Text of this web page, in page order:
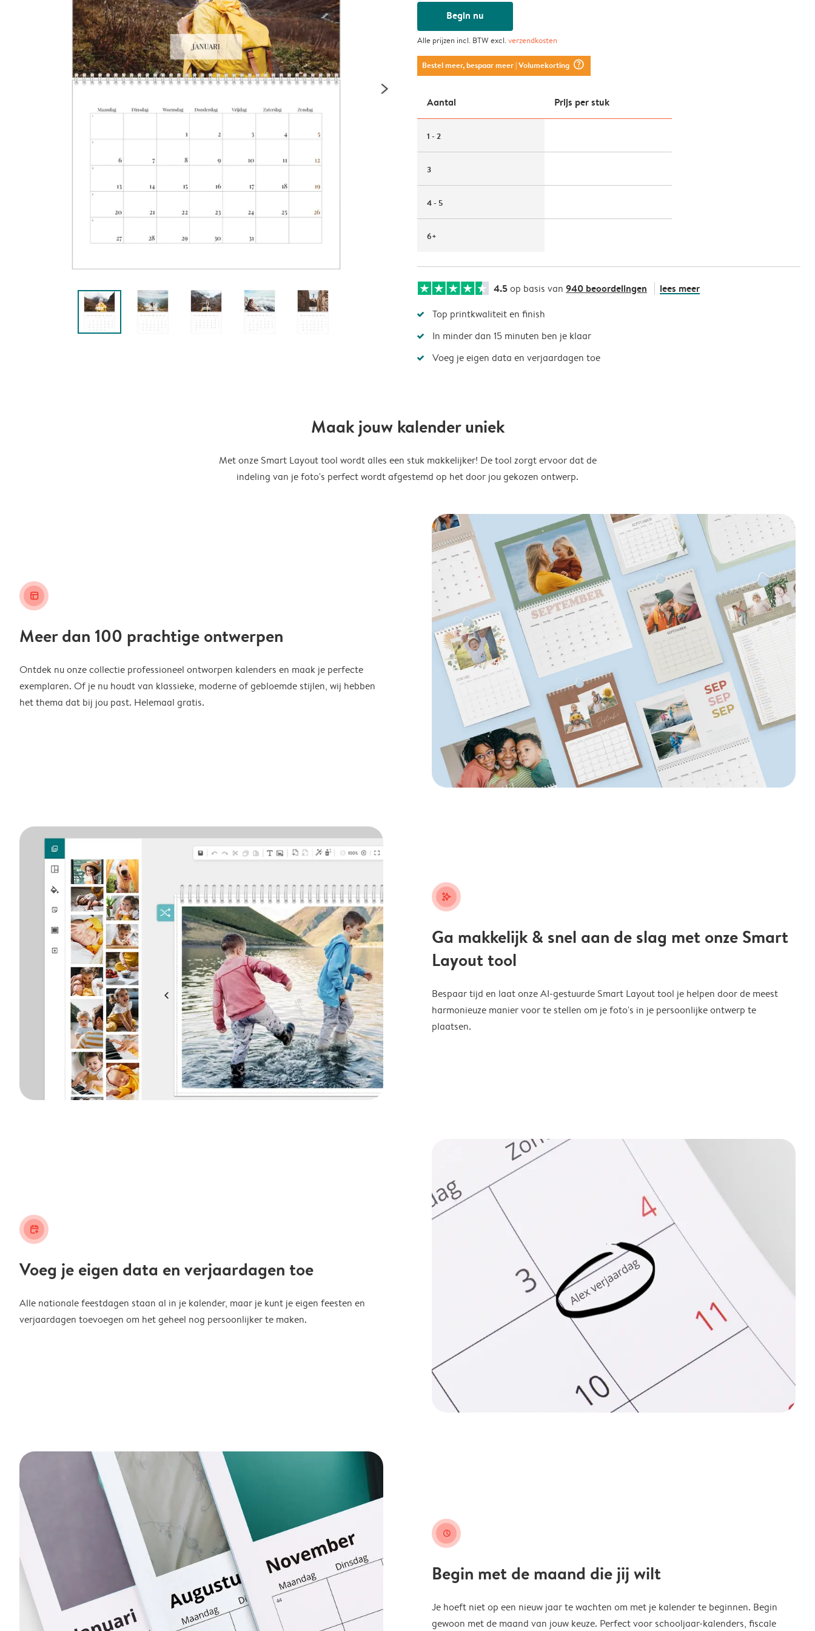
Begin nu
Alle prijzen incl. BTW excl.verzendkosten
Bestel meer, bespaar meer| Volumekorting question_mark_circle
Aantal Prijs per stuk
1 - 2
3
4 - 5
6+
4.5op basis van 940 beoordelingen lees meer
Top printkwaliteit en finish
In minder dan 15 minuten ben je klaar
Voeg je eigen data en verjaardagen toe
Maak jouw kalender uniek
Met onze Smart Layout tool wordt alles een stuk makkelijker! De tool zorgt ervoor dat de
indeling van je foto's perfect wordt afgestemd op het door jou gekozen ontwerp.
layout_alt
Meer dan 100 prachtige ontwerpen
Ontdek nu onze collectie professioneel ontworpen kalenders en maak je perfecte
exemplaren. Of je nu houdt van klassieke, moderne of gebloemde stijlen, wij hebben
het thema dat bij jou past. Helemaal gratis.
stars_plus
Ga makkelijk & snel aan de slag met onze Smart
Layout tool
Bespaar tijd en laat onze AI-gestuurde Smart Layout tool je helpen door de meest
harmonieuze manier voor te stellen om je foto's in je persoonlijke ontwerp te
plaatsen.
calendar_plus
Voeg je eigen data en verjaardagen toe
Alle nationale feestdagen staan al in je kalender, maar je kunt je eigen feesten en
verjaardagen toevoegen om het geheel nog persoonlijker te maken.
clock
Begin met de maand die jij wilt
Je hoeft niet op een nieuw jaar te wachten om met je kalender te beginnen. Begin
gewoon met de maand van jouw keuze. Perfect voor schooljaar-kalenders, fiscale